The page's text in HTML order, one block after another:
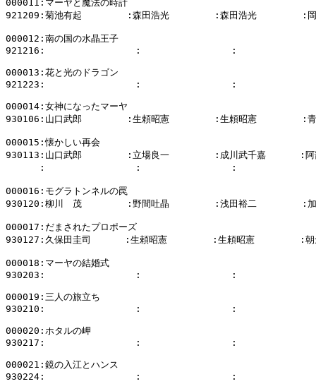
000011:マーヤと魔法の時計
921209:菊池有起        :森田浩光        :森田浩光        :岡
000012:南の国の水晶王子
921216:                :                :
000013:花と光のドラゴン
921223:                :                :
000014:女神になったマーヤ
930106:山口武郎        :生頼昭憲        :生頼昭憲        :青
000015:懐かしい再会
930113:山口武郎        :立場良一        :成川武千嘉      :阿
:                :                :
000016:モグラトンネルの罠
930120:柳川　茂        :野間吐晶        :浅田裕二        :加
000017:だまされたプロポーズ
930127:久保田圭司      :生頼昭憲        :生頼昭憲        :朝
000018:マーヤの結婚式
930203:                :                :
000019:三人の旅立ち
930210:                :                :
000020:ホタルの岬
930217:                :                :
000021:鏡の入江とハンス
930224:                :                :